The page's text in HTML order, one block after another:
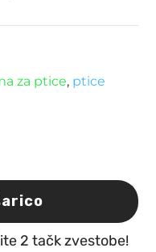
za ptice, ptice
2 tačk zvestobe!